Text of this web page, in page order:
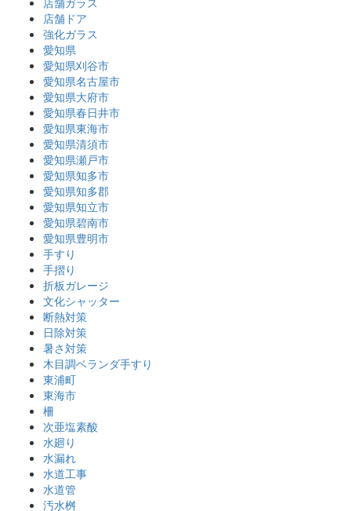
店舗ドア
強化ガラス
愛知県
愛知県刈谷市
愛知県名古屋市
愛知県大府市
愛知県春日井市
愛知県東海市
愛知県清須市
愛知県瀬戸市
愛知県知多市
愛知県知多郡
愛知県知立市
愛知県碧南市
愛知県豊明市
手すり
手摺り
折板ガレージ
文化シャッター
断熱対策
日除対策
暑さ対策
木目調ベランダ手すり
東浦町
東海市
柵
次亜塩素酸
水廻り
水漏れ
水道工事
水道管
汚水桝